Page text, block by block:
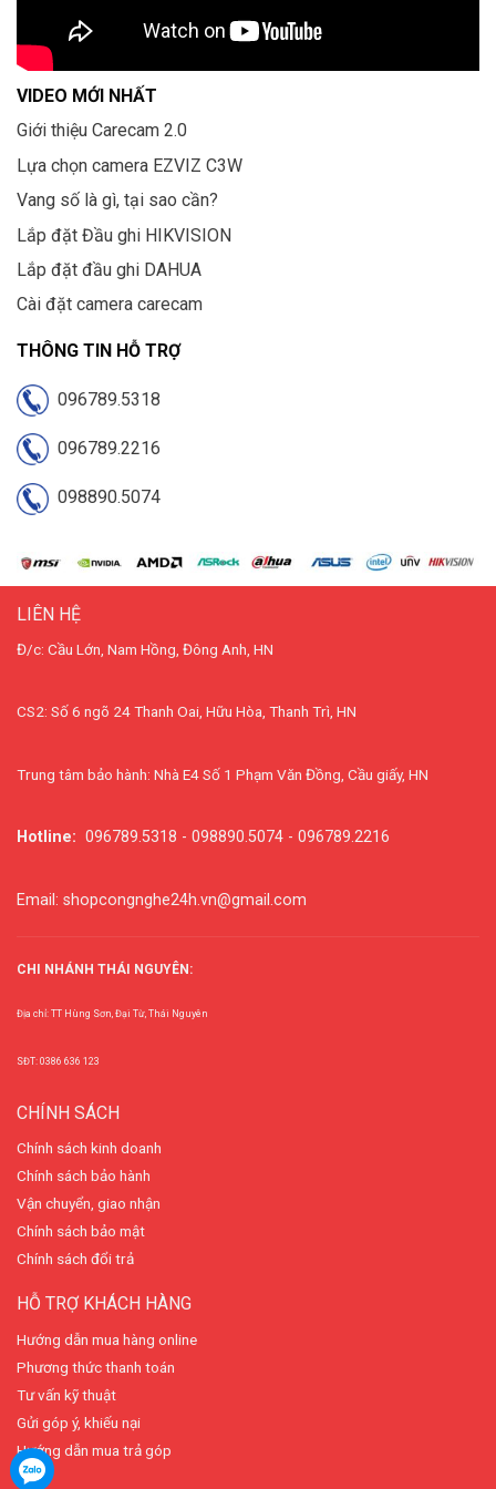
VIDEO MỚI NHẤT
Giới thiệu Carecam 2.0
Lựa chọn camera EZVIZ C3W
Vang số là gì, tại sao cần?
Lắp đặt Đầu ghi HIKVISION
Lắp đặt đầu ghi DAHUA
Cài đặt camera carecam
THÔNG TIN HỖ TRỢ
096789.5318
096789.2216
098890.5074
LIÊN HỆ
Đ/c: Cầu Lớn, Nam Hồng, Đông Anh, HN
CS2: Số 6 ngõ 24 Thanh Oai, Hữu Hòa, Thanh Trì, HN
Trung tâm bảo hành: Nhà E4 Số 1 Phạm Văn Đồng, Cầu giấy, HN
Hotline: 096789.5318 - 098890.5074 - 096789.2216
Email: shopcongnghe24h.vn@gmail.com
CHI NHÁNH THÁI NGUYÊN:
Địa chỉ: TT Hùng Sơn, Đại Từ, Thái Nguyên
SĐT: 0386 636 123
CHÍNH SÁCH
Chính sách kinh doanh
Chính sách bảo hành
Vận chuyển, giao nhận
Chính sách bảo mật
Chính sách đổi trả
HỖ TRỢ KHÁCH HÀNG
Hướng dẫn mua hàng online
Phương thức thanh toán
Tư vấn kỹ thuật
Gửi góp ý, khiếu nại
Hướng dẫn mua trả góp